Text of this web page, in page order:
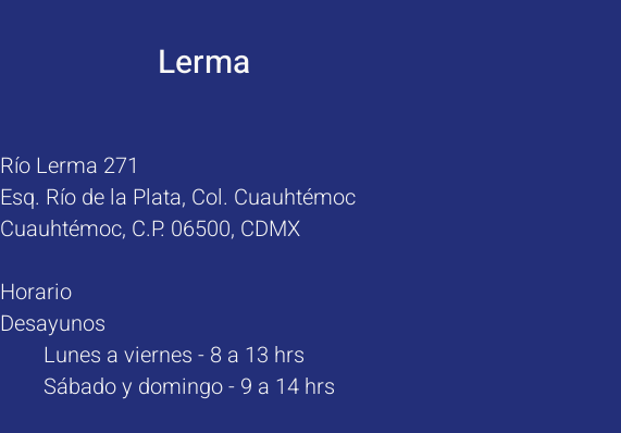
Lerma
Río Lerma 271
Esq. Río de la Plata, Col. Cuauhtémoc
Cuauhtémoc, C.P. 06500, CDMX
Horario
Desayunos
Lunes a viernes - 8 a 13 hrs
Sábado y domingo - 9 a 14 hrs